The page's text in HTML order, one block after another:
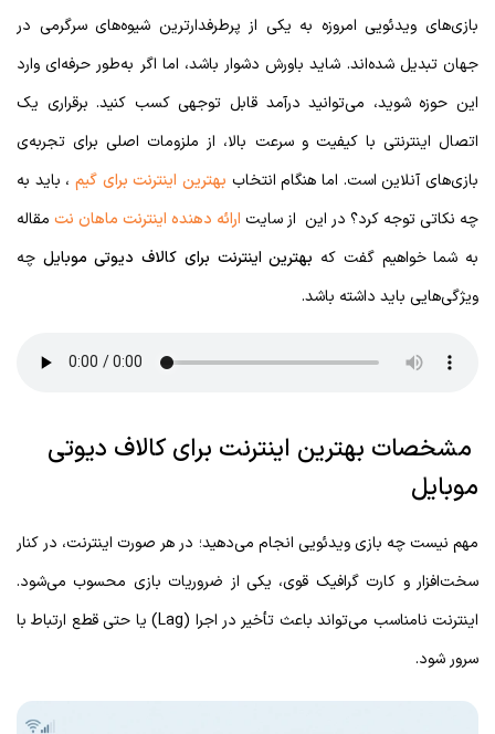
بازی‌های ویدئویی امروزه به یکی از پرطرفدارترین شیوه‌های سرگرمی در
جهان تبدیل شده‌اند. شاید باورش دشوار باشد، اما اگر به‌طور حرفه‌ای وارد
این حوزه شوید، می‌توانید درآمد قابل توجهی کسب کنید. برقراری یک
اتصال اینترنتی با کیفیت و سرعت بالا، از ملزومات اصلی برای تجربه‌ی
بازی‌های آنلاین است. اما هنگام انتخاب بهترین اینترنت برای گیم ، باید به
چه نکاتی توجه کرد؟ در این از سایت ارائه دهنده اینترنت ماهان نت مقاله
به شما خواهیم گفت که بهترین اینترنت برای کالاف دیوتی موبایل چه
ویژگی‌هایی باید داشته باشد.
مشخصات بهترین اینترنت برای کالاف دیوتی
موبایل
مهم نیست چه بازی ویدئویی انجام می‌دهید؛ در هر صورت اینترنت، در کنار
سخت‌افزار و کارت گرافیک قوی، یکی از ضروریات بازی محسوب می‌شود.
اینترنت نامناسب می‌تواند باعث تأخیر در اجرا (Lag) یا حتی قطع ارتباط با
سرور شود.